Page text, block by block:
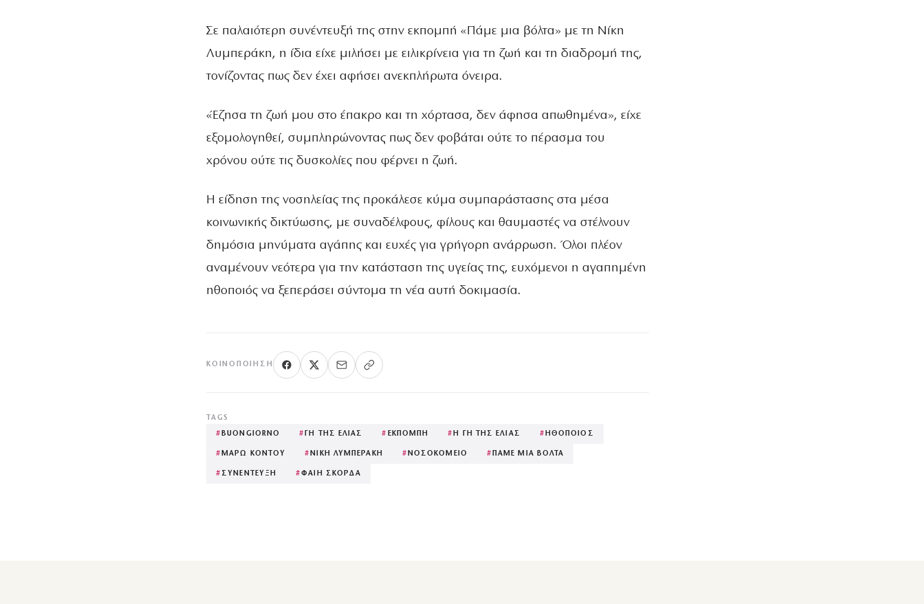
Σε παλαιότερη συνέντευξή της στην εκπομπή «Πάμε μια βόλτα» με τη Νίκη
Λυμπεράκη, η ίδια είχε μιλήσει με ειλικρίνεια για τη ζωή και τη διαδρομή της,
τονίζοντας πως δεν έχει αφήσει ανεκπλήρωτα όνειρα.
«Έζησα τη ζωή μου στο έπακρο και τη χόρτασα, δεν άφησα απωθημένα», είχε
εξομολογηθεί, συμπληρώνοντας πως δεν φοβάται ούτε το πέρασμα του
χρόνου ούτε τις δυσκολίες που φέρνει η ζωή.
Η είδηση της νοσηλείας της προκάλεσε κύμα συμπαράστασης στα μέσα
κοινωνικής δικτύωσης, με συναδέλφους, φίλους και θαυμαστές να στέλνουν
δημόσια μηνύματα αγάπης και ευχές για γρήγορη ανάρρωση. Όλοι πλέον
αναμένουν νεότερα για την κατάσταση της υγείας της, ευχόμενοι η αγαπημένη
ηθοποιός να ξεπεράσει σύντομα τη νέα αυτή δοκιμασία.
ΚΟΙΝΟΠΟΊΗΣΗ
TAGS
# BUONGIORNO # ΓΗ ΤΗΣ ΕΛΙΑΣ # ΕΚΠΟΜΠΗ # Η ΓΗ ΤΗΣ ΕΛΙΑΣ # ΗΘΟΠΟΙΟΣ
# ΜΑΡΩ ΚΟΝΤΟΥ # ΝΙΚΗ ΛΥΜΠΕΡΑΚΗ # ΝΟΣΟΚΟΜΕΙΟ # ΠΑΜΕ ΜΙΑ ΒΟΛΤΑ
# ΣΥΝΕΝΤΕΥΞΗ #ΦΑΙΗ ΣΚΟΡΔΑ